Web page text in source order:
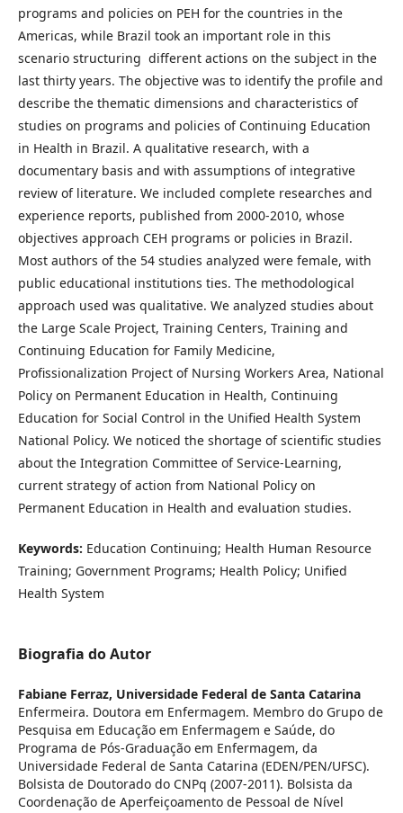
programs and policies on PEH for the countries in the
Americas, while Brazil took an important role in this
scenario structuring different actions on the subject in the
last thirty years. The objective was to identify the profile and
describe the thematic dimensions and characteristics of
studies on programs and policies of Continuing Education
in Health in Brazil. A qualitative research, with a
documentary basis and with assumptions of integrative
review of literature. We included complete researches and
experience reports, published from 2000-2010, whose
objectives approach CEH programs or policies in Brazil.
Most authors of the 54 studies analyzed were female, with
public educational institutions ties. The methodological
approach used was qualitative. We analyzed studies about
the Large Scale Project, Training Centers, Training and
Continuing Education for Family Medicine,
Profissionalization Project of Nursing Workers Area, National
Policy on Permanent Education in Health, Continuing
Education for Social Control in the Unified Health System
National Policy. We noticed the shortage of scientific studies
about the Integration Committee of Service-Learning,
current strategy of action from National Policy on
Permanent Education in Health and evaluation studies.
Keywords: Education Continuing; Health Human Resource
Training; Government Programs; Health Policy; Unified
Health System
Biografia do Autor
Fabiane Ferraz, Universidade Federal de Santa Catarina
Enfermeira. Doutora em Enfermagem. Membro do Grupo de
Pesquisa em Educação em Enfermagem e Saúde, do
Programa de Pós-Graduação em Enfermagem, da
Universidade Federal de Santa Catarina (EDEN/PEN/UFSC).
Bolsista de Doutorado do CNPq (2007-2011). Bolsista da
Coordenação de Aperfeiçoamento de Pessoal de Nível